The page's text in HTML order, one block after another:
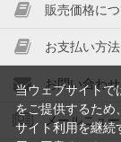
販売価格に
お支払い方
お問い合わせ
メールニュ
当ウェブサイトで
をご提供するため
サイト利用を継続